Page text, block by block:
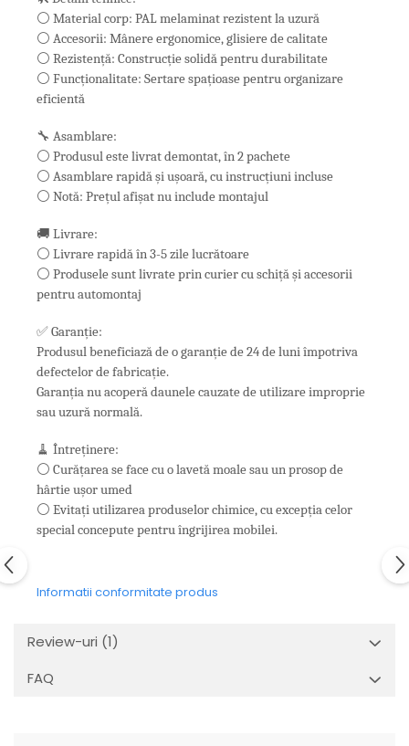
⚪ Material corp: PAL melaminat rezistent la uzură
⚪ Accesorii: Mânere ergonomice, glisiere de calitate
⚪ Rezistență: Construcție solidă pentru durabilitate
⚪ Funcționalitate: Sertare spațioase pentru organizare
eficientă
🔧 Asamblare:
⚪ Produsul este livrat demontat, în 2 pachete
⚪ Asamblare rapidă și ușoară, cu instrucțiuni incluse
⚪ Notă: Prețul afișat nu include montajul
🚚 Livrare:
⚪ Livrare rapidă în 3-5 zile lucrătoare
⚪ Produsele sunt livrate prin curier cu schiță și accesorii
pentru automontaj
✅ Garanție:
Produsul beneficiază de o garanție de 24 de luni împotriva
defectelor de fabricație.
Garanția nu acoperă daunele cauzate de utilizare improprie
sau uzură normală.
🧹 Întreținere:
⚪ Curățarea se face cu o lavetă moale sau un prosop de
hârtie ușor umed
⚪ Evitați utilizarea produselor chimice, cu excepția celor
special concepute pentru îngrijirea mobilei.
Informatii conformitate produs
Review-uri (1)
FAQ